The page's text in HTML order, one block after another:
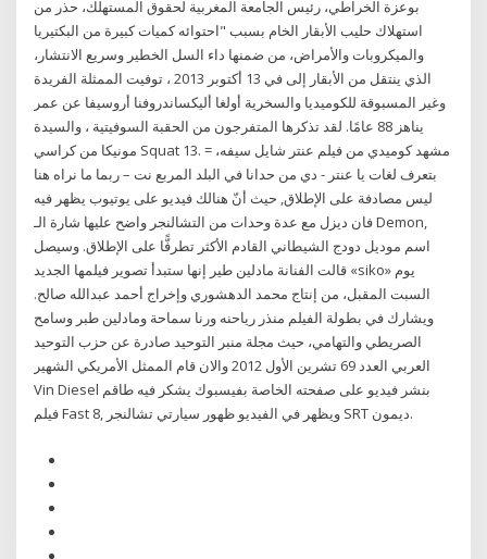
بوعزة الخراطي، رئيس الجامعة المغربية لحقوق المستهلك، حذر من
استهلاك حليب الأبقار الخام بسبب "احتوائه كميات كبيرة من البكتيريا
والميكروبات والأمراض، من ضمنها داء السل الخطير وسريع الانتشار،
الذي ينتقل من الأبقار إلى في 13 أكتوبر 2013 ، توفيت الممثلة الفريدة
وغير المسبوقة للكوميديا والسخرية أولغا أليكساندروفنا أروسيفا عن عمر
يناهز 88 عامًا. لقد تذكرها المتفرجون من الحقبة السوفيتية ، والسيدة
مونيكا من كراسي Squat 13. مشهد كوميدي من فيلم عنتر شايل سيفه، =
بتعرف لغات يا عنتر - دي من حدانا في البلد المربع نت – ربما ما نراه هنا
ليس مصادفة على الإطلاق, حيث أنّ هنالك فيديو على يوتيوب يظهر فيه
فان ديزل مع عدة وحدات من التشالنجر واضح عليها شارة الـ Demon,
اسم موديل دودج الشيطاني القادم الأكثر تطرفًّا على الإطلاق. وسيصل
قالت الفنانة مادلين طير إنها ستبدأ تصوير فيلمها الجديد «siko» يوم
السبت المقبل، من إنتاج محمد الدهشوري وإخراج أحمد عبدالله صالح.
ويشارك في بطولة الفيلم منذر رياحنه ورنا سماحة ومادلين طبر وسامح
الصريطي والتهامي، حيث مجلة منبر التوحيد صادرة عن حزب التوحيد
العربي العدد 69 تشرين الأول 2012 والان قام الممثل الأمريكي الشهير
Vin Diesel بنشر فيديو على صفحته الخاصة بفيسبوك يشكر فيه طاقم
فيلم Fast 8, ويظهر في الفيديو ظهور سيارتي تشالنجر SRT ديمون.